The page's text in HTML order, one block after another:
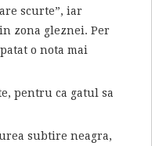
scurte”, iar
zona gleznei. Per
o nota mai
pentru ca gatul sa
subtire neagra,